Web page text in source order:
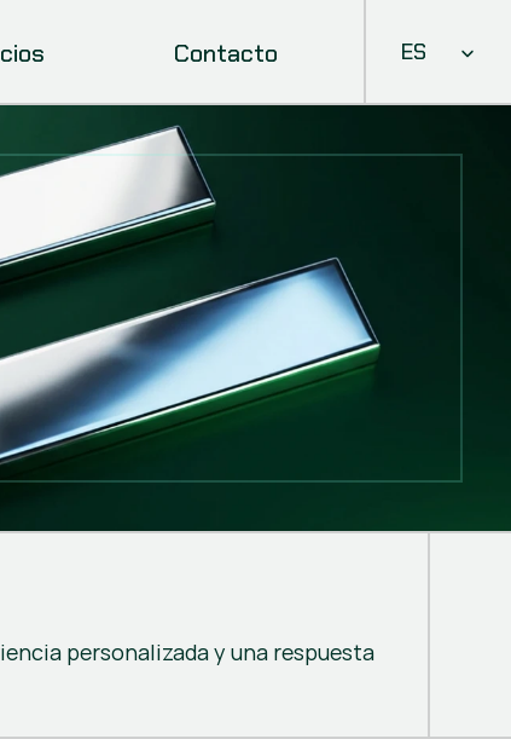
Contacto Select
ES
personalizada y una respuesta